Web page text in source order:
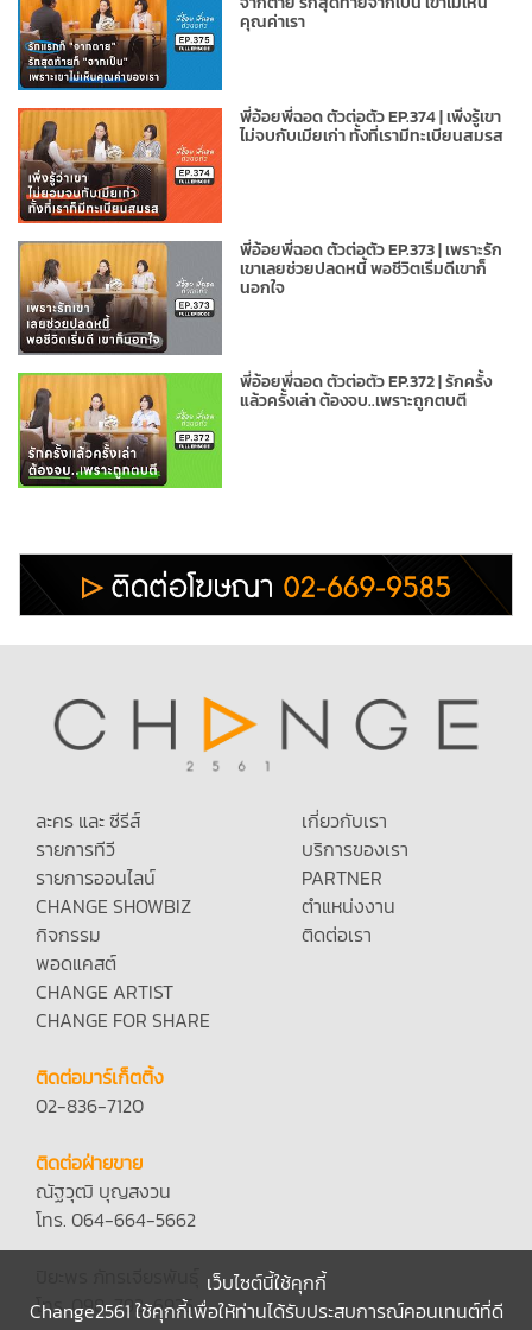
คุณค่าเรา
พี่อ้อยพี่ฉอด ตัวต่อตัว EP.374 | เพิ่งรู้เขา
ไม่จบกับเมียเก่า ทั้งที่เรามีทะเบียนสมรส
พี่อ้อยพี่ฉอด ตัวต่อตัว EP.373 | เพราะรัก
เขาเลยช่วยปลดหนี้ พอชีวิตเริ่มดีเขาก็
นอกใจ
พี่อ้อยพี่ฉอด ตัวต่อตัว EP.372 | รักครั้ง
แล้วครั้งเล่า ต้องจบ..เพราะถูกตบตี
ละคร และ ซีรีส์
รายการทีวี
รายการออนไลน์
CHANGE SHOWBIZ
กิจกรรม
พอดแคสต์
CHANGE ARTIST
CHANGE FOR SHARE
เกี่ยวกับเรา
บริการของเรา
PARTNER
ตำแหน่งงาน
ติดต่อเรา
ติดต่อมาร์เก็ตติ้ง
02-836-7120
ติดต่อฝ่ายขาย
ณัฐวุฒิ บุญสงวน
โทร. 064-664-5662
โทร. 098-792-6935
เว็บไซต์นี้ใช้คุกกี้
Change2561 ใช้คุกกี้เพื่อให้ท่านได้รับประสบการณ์คอนเทนต์ที่ดี